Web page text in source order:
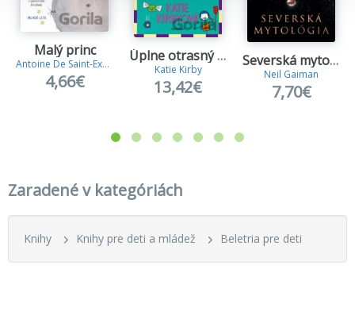
Malý princ
Antoine De Saint-Exupery
4,66€
Úplne otrasný školský výlet Lottie Brooksovej
Katie Kirby
13,42€
Severská mytológia
Neil Gaiman
7,70€
Zaradené v kategóriách
Knihy Knihy pre deti a mládež Beletria pre deti